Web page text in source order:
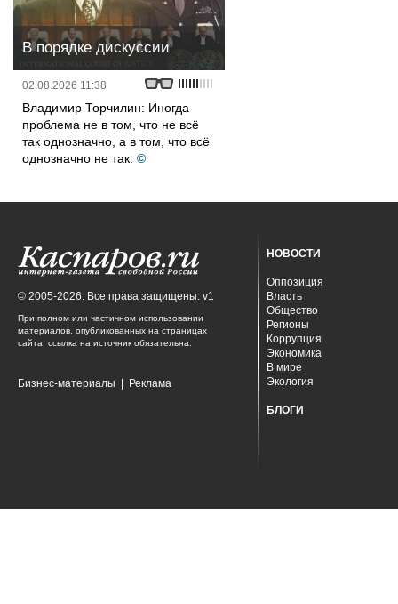
В порядке дискуссии
02.08.2026 11:38
Владимир Торчилин: Иногда
проблема не в том, что не всё
так однозначно, а в том, что всё
однозначно не так. ©
© 2005-2026. Все права защищены. v1
При полном или частичном использовании
материалов, опубликованных на страницах
сайта, ссылка на источник обязательна.
Бизнес-материалы Реклама
НОВОСТИ
Оппозиция
Власть
Общество
Регионы
Коррупция
Экономика
В мире
Экология
БЛОГИ